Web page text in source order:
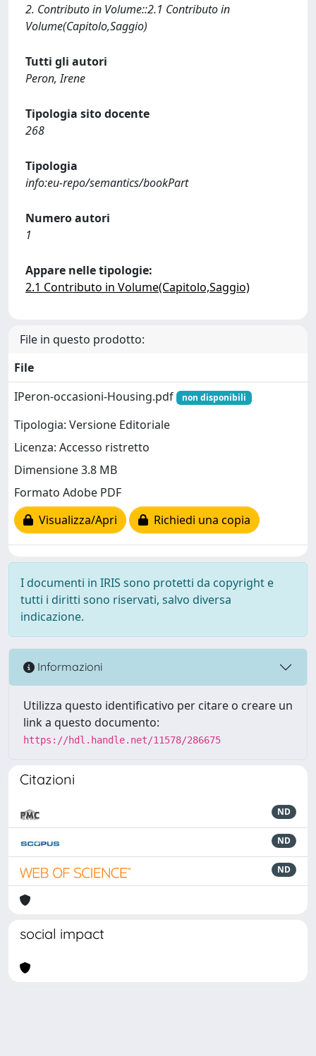
2. Contributo in Volume::2.1 Contributo in
Volume(Capitolo,Saggio)
Tutti gli autori
Peron, Irene
Tipologia sito docente
268
Tipologia
info:eu-repo/semantics/bookPart
Numero autori
1
Appare nelle tipologie:
2.1 Contributo in Volume(Capitolo,Saggio)
File in questo prodotto:
File
IPeron-occasioni-Housing.pdf
non disponibili
Tipologia: Versione Editoriale
Licenza: Accesso ristretto
Dimensione 3.8 MB
Formato Adobe PDF
Visualizza/Apri
Richiedi una copia
I documenti in IRIS sono protetti da copyright e
tutti i diritti sono riservati, salvo diversa
indicazione.
Informazioni
Utilizza questo identificativo per citare o creare un
link a questo documento:
https://hdl.handle.net/11578/286675
Citazioni
ND
ND
ND
social impact